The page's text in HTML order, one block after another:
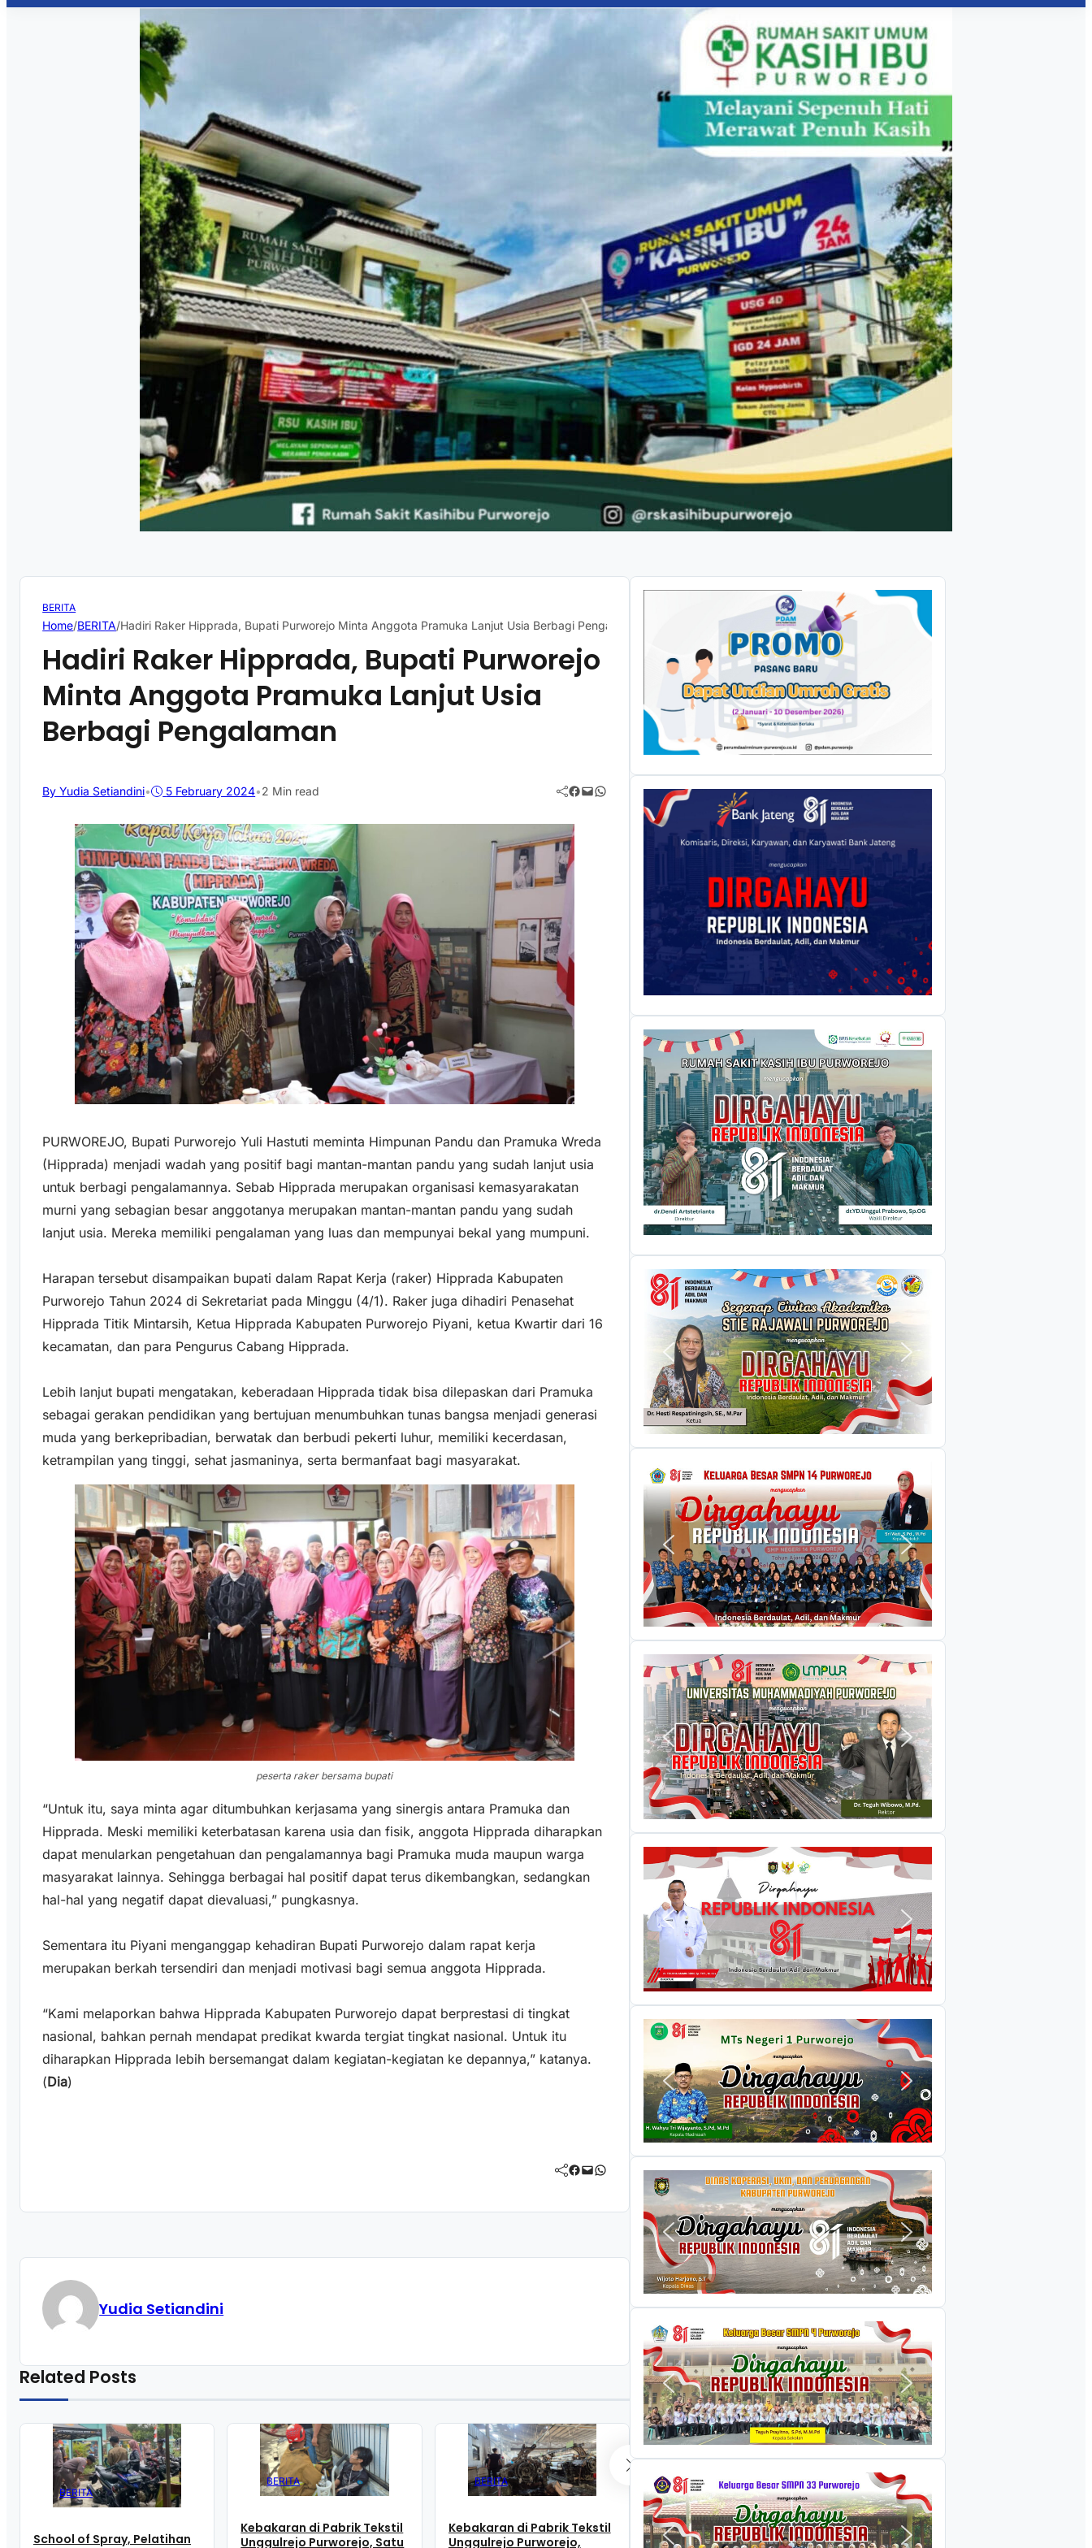
BERITA
Home/BERITA/Hadiri Raker Hipprada, Bupati Purworejo Minta Anggota Pramuka Lanjut Usia Berbagi Pengalaman
Hadiri Raker Hipprada, Bupati Purworejo
Minta Anggota Pramuka Lanjut Usia
Berbagi Pengalaman
By Yudia Setiandini• 5 February 2024•2 Min read Facebook Mail WhatsApp
PURWOREJO, Bupati Purworejo Yuli Hastuti meminta Himpunan Pandu dan Pramuka Wreda
(Hipprada) menjadi wadah yang positif bagi mantan-mantan pandu yang sudah lanjut usia
untuk berbagi pengalamannya. Sebab Hipprada merupakan organisasi kemasyarakatan
murni yang sebagian besar anggotanya merupakan mantan-mantan pandu yang sudah
lanjut usia. Mereka memiliki pengalaman yang luas dan mempunyai bekal yang mumpuni.
Harapan tersebut disampaikan bupati dalam Rapat Kerja (raker) Hipprada Kabupaten
Purworejo Tahun 2024 di Sekretariat pada Minggu (4/1). Raker juga dihadiri Penasehat
Hipprada Titik Mintarsih, Ketua Hipprada Kabupaten Purworejo Piyani, ketua Kwartir dari 16
kecamatan, dan para Pengurus Cabang Hipprada.
Lebih lanjut bupati mengatakan, keberadaan Hipprada tidak bisa dilepaskan dari Pramuka
sebagai gerakan pendidikan yang bertujuan menumbuhkan tunas bangsa menjadi generasi
muda yang berkepribadian, berwatak dan berbudi pekerti luhur, memiliki kecerdasan,
ketrampilan yang tinggi, sehat jasmaninya, serta bermanfaat bagi masyarakat.
peserta raker bersama bupati
“Untuk itu, saya minta agar ditumbuhkan kerjasama yang sinergis antara Pramuka dan
Hipprada. Meski memiliki keterbatasan karena usia dan fisik, anggota Hipprada diharapkan
dapat menularkan pengetahuan dan pengalamannya bagi Pramuka muda maupun warga
masyarakat lainnya. Sehingga berbagai hal positif dapat terus dikembangkan, sedangkan
hal-hal yang negatif dapat dievaluasi,” pungkasnya.
Sementara itu Piyani menganggap kehadiran Bupati Purworejo dalam rapat kerja
merupakan berkah tersendiri dan menjadi motivasi bagi semua anggota Hipprada.
“Kami melaporkan bahwa Hipprada Kabupaten Purworejo dapat berprestasi di tingkat
nasional, bahkan pernah mendapat predikat kwarda tergiat tingkat nasional. Untuk itu
diharapkan Hipprada lebih bersemangat dalam kegiatan-kegiatan ke depannya,” katanya.
(Dia)
Facebook Mail WhatsApp
Yudia Setiandini
Related Posts
BERITA
School of Spray, Pelatihan
BERITA
Kebakaran di Pabrik Tekstil
Unggulrejo Purworejo, Satu
BERITA
Kebakaran di Pabrik Tekstil
Unggulrejo Purworejo,
BERITA
Kapan Karnaval HUT RI di
Purworejo? Catat Tanggal
BERITA
Workshop Gratis Instera